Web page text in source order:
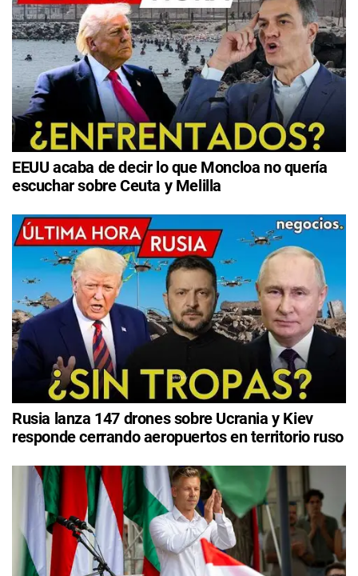
EEUU acaba de decir lo que Moncloa no quería
escuchar sobre Ceuta y Melilla
Rusia lanza 147 drones sobre Ucrania y Kiev
responde cerrando aeropuertos en territorio ruso